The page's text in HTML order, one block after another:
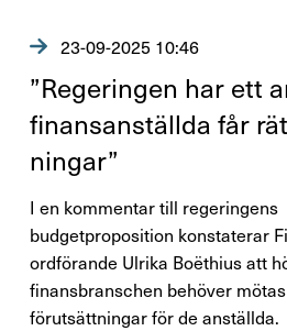
23-09-2025 10:46
”Rege­ringen har ett
finan­san­ställda får
ningar”
I en kommentar till regeringens
budgetproposition konstaterar
ordförande Ulrika Boëthius att
finansbranschen behöver
förutsättningar för de anställda.